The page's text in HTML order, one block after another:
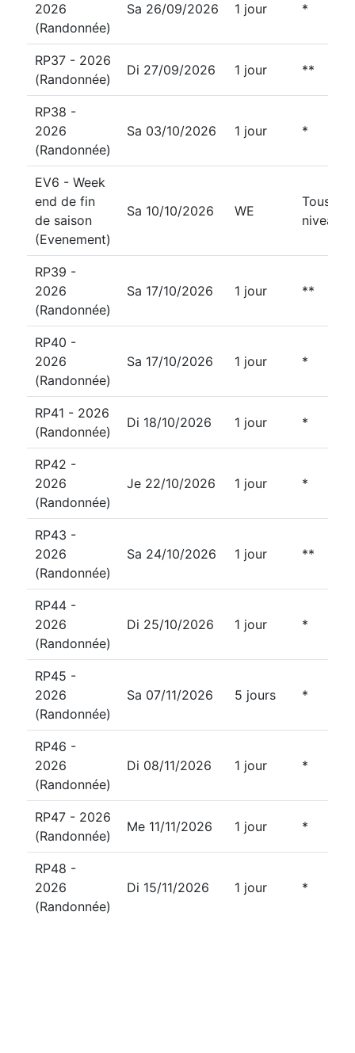
2026
(Randonnée)
Sa 26/09/2026 1 jour *
RP37 - 2026
(Randonnée)
Di 27/09/2026 1 jour **
RP38 -
2026
(Randonnée)
Sa 03/10/2026 1 jour *
EV6 - Week
end de fin
de saison
(Evenement)
Sa 10/10/2026 WE
Tous
niveaux
RP39 -
2026
(Randonnée)
Sa 17/10/2026 1 jour **
RP40 -
2026
(Randonnée)
Sa 17/10/2026 1 jour *
RP41 - 2026
(Randonnée)
Di 18/10/2026 1 jour *
RP42 -
2026
(Randonnée)
Je 22/10/2026 1 jour *
RP43 -
2026
(Randonnée)
Sa 24/10/2026 1 jour **
RP44 -
2026
(Randonnée)
Di 25/10/2026 1 jour *
RP45 -
2026
(Randonnée)
Sa 07/11/2026 5 jours *
RP46 -
2026
(Randonnée)
Di 08/11/2026 1 jour *
RP47 - 2026
(Randonnée)
Me 11/11/2026 1 jour *
RP48 -
2026
(Randonnée)
Di 15/11/2026 1 jour *